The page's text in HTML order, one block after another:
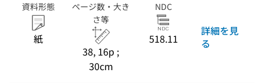
資料形態
紙
ページ数・大き
さ等
38, 16p ;
30cm
NDC
518.11
詳細を見
る